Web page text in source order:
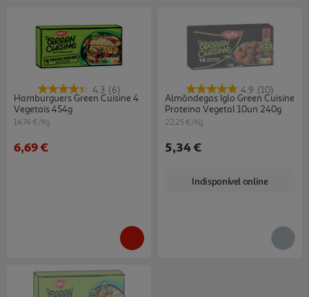
4.3 (6)
Hamburguers Green Cuisine 4
Vegetais 454g
14.74 €/Kg
6,69 €
4.9 (10)
Almôndegas Iglo Green Cuisine
Proteina Vegetal 10un 240g
22.25 €/Kg
5,34 €
Indisponível online